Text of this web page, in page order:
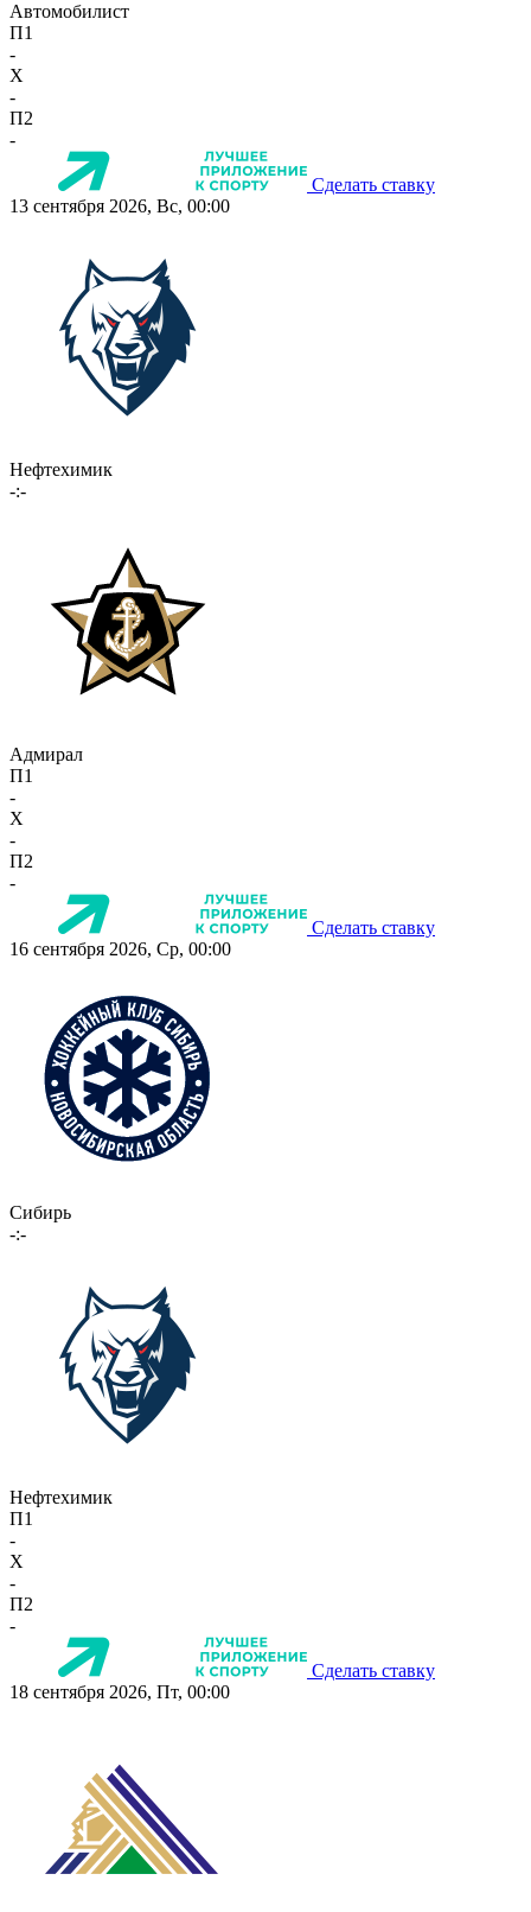
Автомобилист
П1
-
X
-
П2
-
Сделать ставку
13 сентября 2026, Вс, 00:00
Нефтехимик
-:-
Адмирал
П1
-
X
-
П2
-
Сделать ставку
16 сентября 2026, Ср, 00:00
Сибирь
-:-
Нефтехимик
П1
-
X
-
П2
-
Сделать ставку
18 сентября 2026, Пт, 00:00